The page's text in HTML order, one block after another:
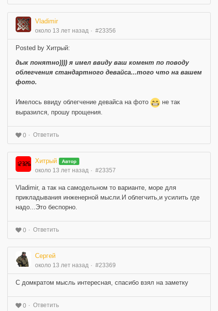
Vladimir
около 13 лет назад #23356
Posted by Хитрый:
дык понятно)))) я имел ввиду ваш комент по поводу
облегчения стандартного девайса...того что на вашем
фото.
Имелось ввиду облегчение девайса на фото
не так
выразился, прошу прощения.
0 Ответить
Хитрый Автор
около 13 лет назад #23357
Vladimir, а так на самодельном то варианте, море для
прикладывания инженерной мысли.И облегчить,и усилить где
надо...Это беспорно.
0 Ответить
Сергей
около 13 лет назад #23369
С домкратом мысль интересная, спасибо взял на заметку
0 Ответить